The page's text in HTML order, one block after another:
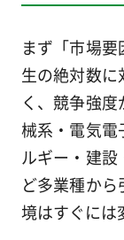
まず「市場
生の絶対数
く、競争強
械系・電気電
ルギー・建
ど多業種か
境はすぐには